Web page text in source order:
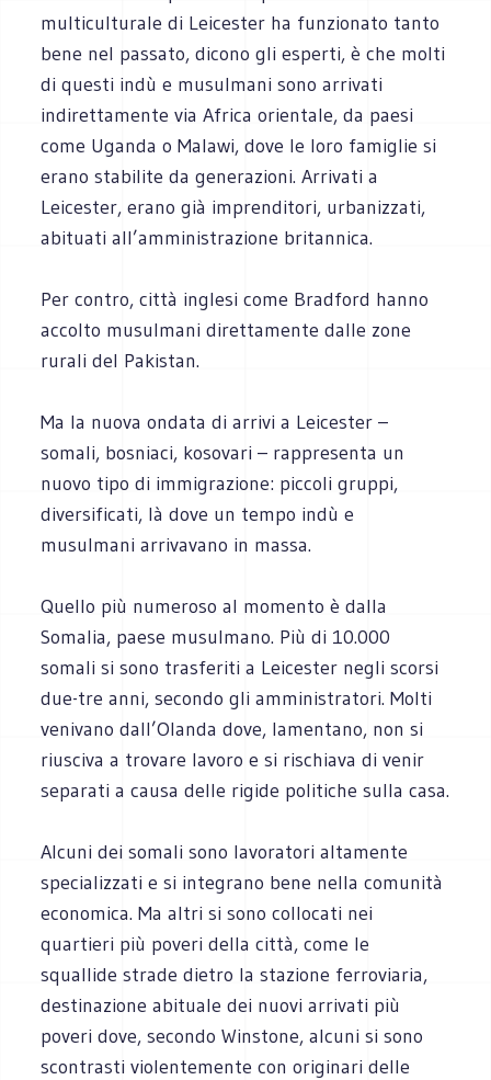
multiculturale di Leicester ha funzionato tanto
bene nel passato, dicono gli esperti, è che molti
di questi indù e musulmani sono arrivati
indirettamente via Africa orientale, da paesi
come Uganda o Malawi, dove le loro famiglie si
erano stabilite da generazioni. Arrivati a
Leicester, erano già imprenditori, urbanizzati,
abituati all’amministrazione britannica.
Per contro, città inglesi come Bradford hanno
accolto musulmani direttamente dalle zone
rurali del Pakistan.
Ma la nuova ondata di arrivi a Leicester –
somali, bosniaci, kosovari – rappresenta un
nuovo tipo di immigrazione: piccoli gruppi,
diversificati, là dove un tempo indù e
musulmani arrivavano in massa.
Quello più numeroso al momento è dalla
Somalia, paese musulmano. Più di 10.000
somali si sono trasferiti a Leicester negli scorsi
due-tre anni, secondo gli amministratori. Molti
venivano dall’Olanda dove, lamentano, non si
riusciva a trovare lavoro e si rischiava di venir
separati a causa delle rigide politiche sulla casa.
Alcuni dei somali sono lavoratori altamente
specializzati e si integrano bene nella comunità
economica. Ma altri si sono collocati nei
quartieri più poveri della città, come le
squallide strade dietro la stazione ferroviaria,
destinazione abituale dei nuovi arrivati più
poveri dove, secondo Winstone, alcuni si sono
scontrasti violentemente con originari delle